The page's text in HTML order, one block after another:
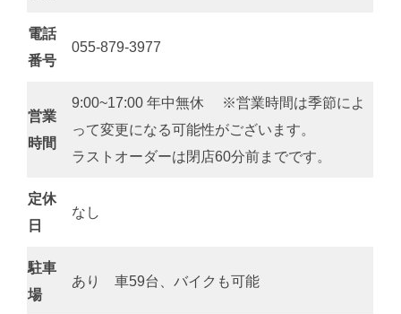
電話
番号
055-879-3977
営業
時間
9:00~17:00 年中無休 ※営業時間は季節によ
って変更になる可能性がございます。
ラストオーダーは閉店60分前までです。
定休
日
なし
駐車
場
あり 車59台、バイクも可能